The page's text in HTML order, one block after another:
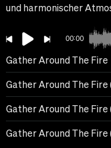
und harmonischer
00:00
Gather Around The Fire
Gather Around The Fire
Gather Around The Fire
Gather Around The Fire